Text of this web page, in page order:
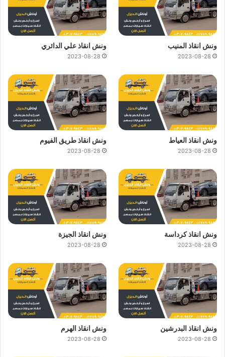
ونش انقاذ المنيب
2023-08-28
ونش انقاذ علي الدائري
2023-08-28
ونش انقاذ العياط
2023-08-28
ونش انقاذ طريق الفيوم
2023-08-28
ونش انقاذ كرداسة
2023-08-28
ونش انقاذ الجيزة
2023-08-28
ونش انقاذ البدرشين
2023-08-28
ونش انقاذ الهرم
2023-08-28